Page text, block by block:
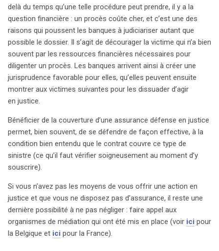
delà du temps qu’une telle procédure peut prendre, il y a la
question financière : un procès coûte cher, et c’est une des
raisons qui poussent les banques à judiciariser autant que
possible le dossier. Il s’agit de décourager la victime qui n’a bien
souvent par les ressources financières nécessaires pour
diligenter un procès. Les banques arrivent ainsi à créer une
jurisprudence favorable pour elles, qu’elles peuvent ensuite
montrer aux victimes suivantes pour les dissuader d’agir
en justice.
Bénéficier de la couverture d’une assurance défense en justice
permet, bien souvent, de se défendre de façon effective, à la
condition bien entendu que le contrat couvre ce type de
sinistre (ce qu’il faut vérifier soigneusement au moment d’y
souscrire).
Si vous n’avez pas les moyens de vous offrir une action en
justice et que vous ne disposez pas d’assurance, il reste une
dernière possibilité à ne pas négliger : faire appel aux
organismes de médiation qui ont été mis en place (voir ici pour
la Belgique et ici pour la France).